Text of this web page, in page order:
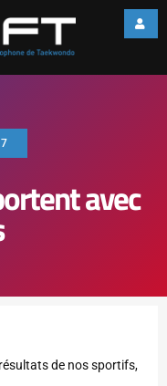
avec
de nos sportifs,